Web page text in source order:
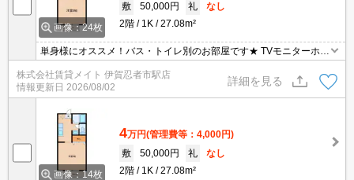
画像：24枚
敷
50,000円 礼
なし
2階
1K 27.08m²
単身様にオススメ！バス・トイレ別のお部屋です★ TVモニターホン
付きでお一人暮らしの防犯対策をサポート！月々の生活費が抑えら
れる都市ガスのお部屋です！
株式会社賃貸メイト 伊賀忍者市駅店
情報更新日 2026/08/02
詳細を見る
画像：14枚
4万円(管理費等：4,000円)
敷
50,000円 礼
なし
2階
1K 27.08m²